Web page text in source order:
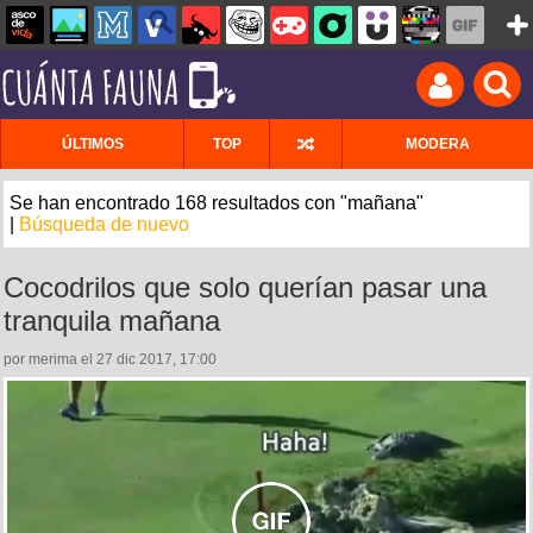
ÚLTIMOS TOP MODERA
Se han encontrado 168 resultados con "mañana"
Búsqueda de nuevo
Cocodrilos que solo querían pasar una
tranquila mañana
por merima el 27 dic 2017, 17:00